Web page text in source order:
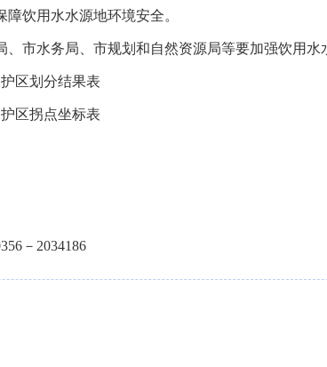
饮用水水源地环境安全。
、市水务局、市规划和自然资源局等要加强饮用水
区划分结果表
拐点坐标表
－2034186